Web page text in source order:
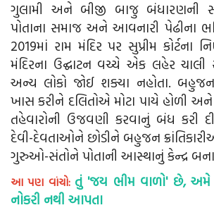
ગુલામી અને બીજી બાજુ બંધારણની
પોતાના સમાજ અને આવનારી પેઢીના
2019માં રામ મંદિર પર સુપ્રીમ કોર્ટના
મંદિરના ઉદ્ઘાટન વચ્ચે એક લહેર ચાલી
અન્ય લોકો જોઈ શક્યા નહોતા.
ખાસ કરીને દલિતોએ મોટા પાયે હોળી અને
તહેવારોની ઉજવણી કરવાનું બંધ કરી
દેવી-દેવતાઓને છોડીને બહુજન
ગુરુઓ-સંતોને પોતાની આસ્થાનું કેન્દ્ર
આ પણ વાંચો: તું 'જય ભીમ વાળો' છે, અમે
નોકરી નથી આપતા